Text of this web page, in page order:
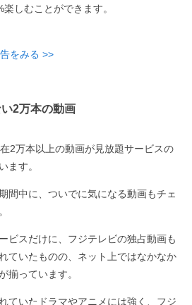
しむことができます。
をみる >>
2万本の動画
2万本以上の動画が見放題サービスの
ます。
間中に、ついでに気になる動画もチェ
ビスだけに、フジテレビの独占動画も
ていたものの、ネット上ではなかなか
揃っています。
ていたドラマやアニメには強く、フジ